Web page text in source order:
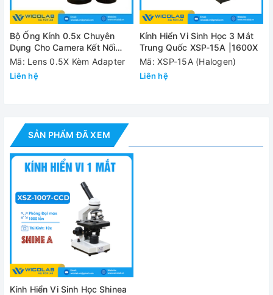
Điện áp 220V/50Hz
- Kính hiển vi 2 mắt XSZ-1007-CCD
- Thị kính 10x: 01 chiếc
- Túi phủ che bụi
Đánh giá
Bộ Ống Kính 0.5x Chuyên
Dụng Cho Camera Kết Nối
Kính Hiển Vi
Mã: Lens 0.5X Kèm Adapter
Liên hệ
Kính Hiển Vi Sinh Học 3 Mắt
Trung Quốc XSP-15A |1600X
Mã: XSP-15A (Halogen)
Liên hệ
SẢN PHẨM ĐÃ XEM
Kính Hiển Vi Sinh Học Shinea